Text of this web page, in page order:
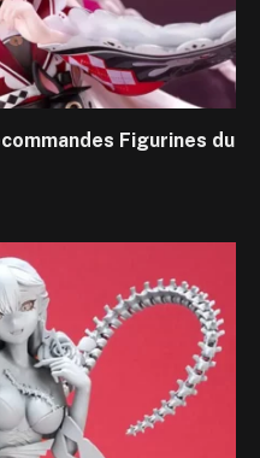
Figurines du